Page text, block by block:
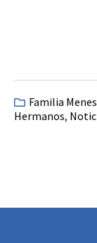
Familia
Hermanos,